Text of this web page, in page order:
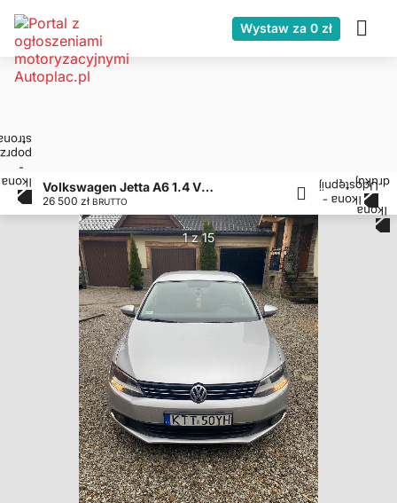
Wystaw za 0 zł
Volkswagen Jetta A6 1.4 VW 2013, drugi właściciel 178 tys. przebiegu
26 500 zł BRUTTO
1 z 15